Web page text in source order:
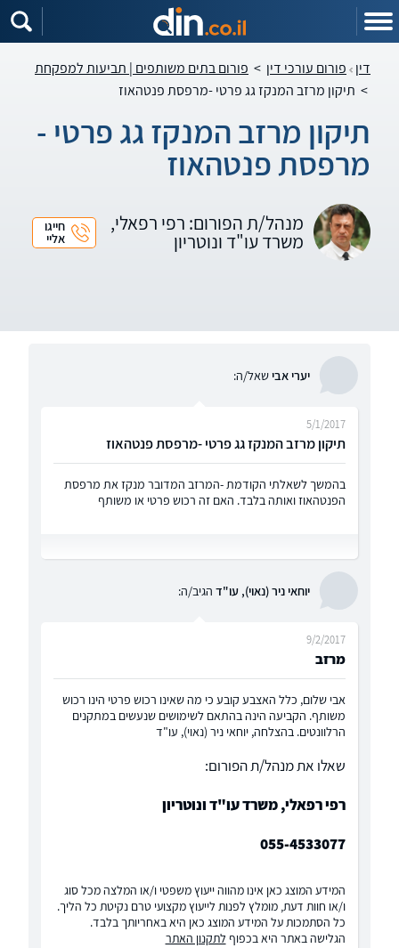
דין פורום עורכי דין > פורום בתים משותפים | תביעות למפקחת
> תיקון מרזב המנקז גג פרטי -מרפסת פנטהאוז
תיקון מרזב המנקז גג פרטי -
מרפסת פנטהאוז
מנהל/ת הפורום: רפי רפאלי,
משרד עו"ד ונוטריון
חייגו
אליי
יערי אבישאל/ה:
תיקון מרזב המנקז גג פרטי -מרפסת פנטהאוז
5/1/2017
בהמשך לשאלתי הקודמת -המרזב המדובר מנקז את מרפסת
הפנטהאוז ואותה בלבד. האם זה רכוש פרטי או משותף
יוחאי ניר (נאוי), עו"ד הגיב/ה:
מרזב
9/2/2017
אבי שלום, כלל האצבע קובע כי מה שאינו רכוש פרטי הינו רכוש
משותף. הקביעה הינה בהתאם לשימושים שנעשים במתקנים
הרלוונטים. בהצלחה, יוחאי ניר (נאוי), עו"ד
שאלו את מנהל/ת הפורום:
רפי רפאלי, משרד עו"ד ונוטריון
055-4533077
המידע המוצג כאן אינו מהווה ייעוץ משפטי ו/או המלצה מכל סוג
ו/או חוות דעת, מומלץ לפנות לייעוץ מקצועי טרם נקיטת כל הליך.
כל הסתמכות על המידע המוצג כאן היא באחריותך בלבד.
הגלישה באתר היא בכפוף לתקנון האתר